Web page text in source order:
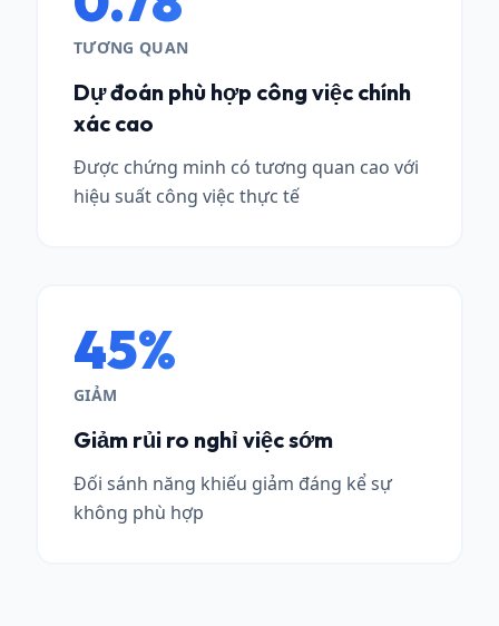
TƯƠNG QUAN
Dự đoán phù hợp công việc chính
xác cao
Được chứng minh có tương quan cao với
hiệu suất công việc thực tế
45%
GIẢM
Giảm rủi ro nghỉ việc sớm
Đối sánh năng khiếu giảm đáng kể sự
không phù hợp